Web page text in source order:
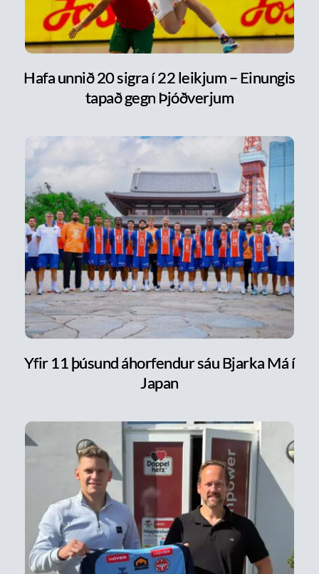
Hafa unnið 20 sigra í 22 leikjum – Einungis
tapað gegn Þjóðverjum
Yfir 11 þúsund áhorfendur sáu Bjarka Má í
Japan